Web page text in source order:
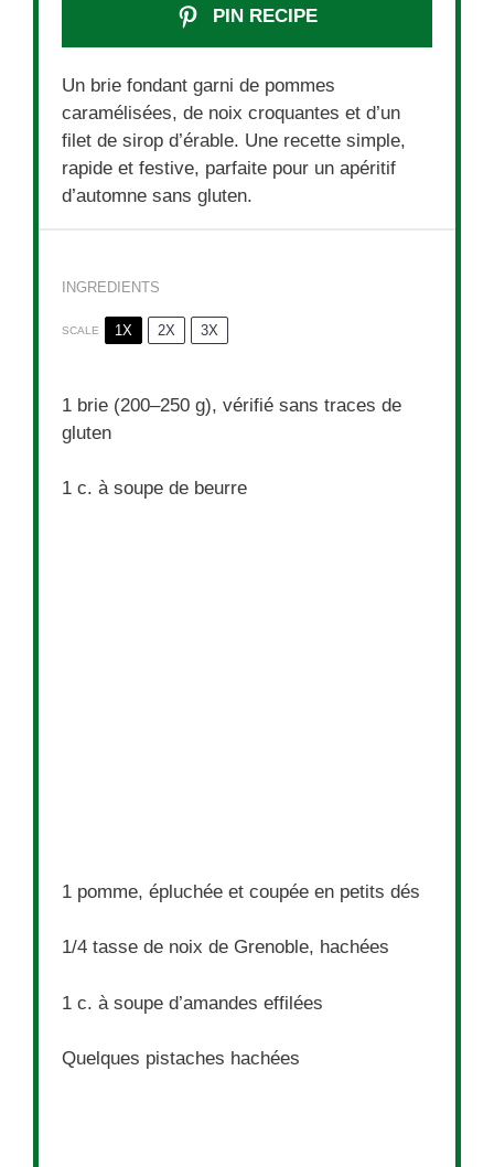
PIN RECIPE
Un brie fondant garni de pommes
caramélisées, de noix croquantes et d’un
filet de sirop d’érable. Une recette simple,
rapide et festive, parfaite pour un apéritif
d’automne sans gluten.
INGREDIENTS
SCALE 1X 2X 3X
1 brie (200–250 g), vérifié sans traces de
gluten
1 c. à soupe de beurre
1 pomme, épluchée et coupée en petits dés
1/4 tasse de noix de Grenoble, hachées
1 c. à soupe d’amandes effilées
Quelques pistaches hachées